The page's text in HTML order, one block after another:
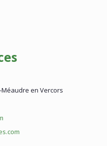
Méaudre en Vercors